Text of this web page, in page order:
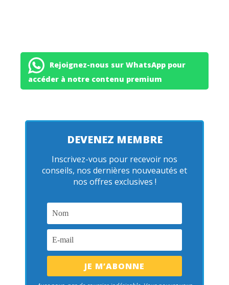
Rejoignez-nous sur WhatsApp pour
accéder à notre contenu premium
DEVENEZ MEMBRE
Inscrivez-vous pour recevoir nos
conseils, nos dernières nouveautés et
nos offres exclusives !